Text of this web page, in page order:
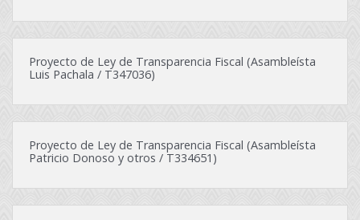
Proyecto de Ley de Transparencia Fiscal (Asambleísta
Luis Pachala / T347036)
Proyecto de Ley de Transparencia Fiscal (Asambleísta
Patricio Donoso y otros / T334651)